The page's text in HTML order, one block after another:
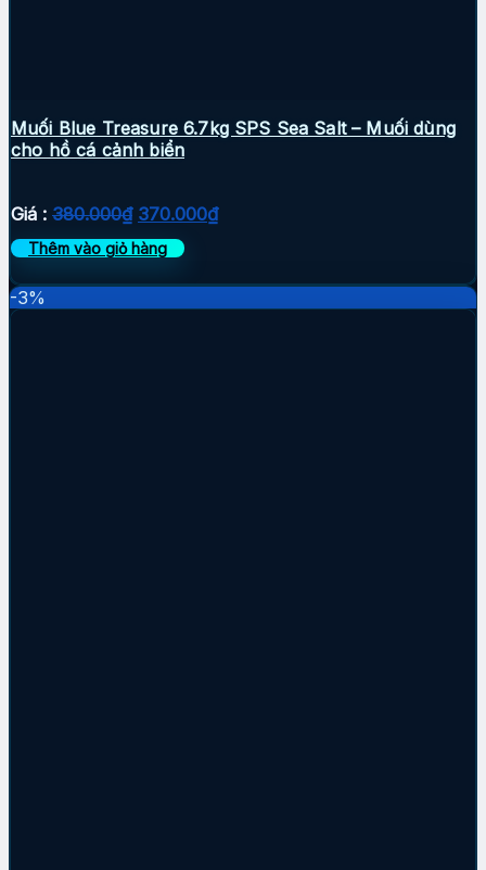
Muối Blue Treasure 6.7kg SPS Sea Salt – Muối dùng
cho hồ cá cảnh biển
Giá : 380.000₫ Giá
gốc
là:
370.000₫Giá
Thêm vào giỏ hàng
-3%